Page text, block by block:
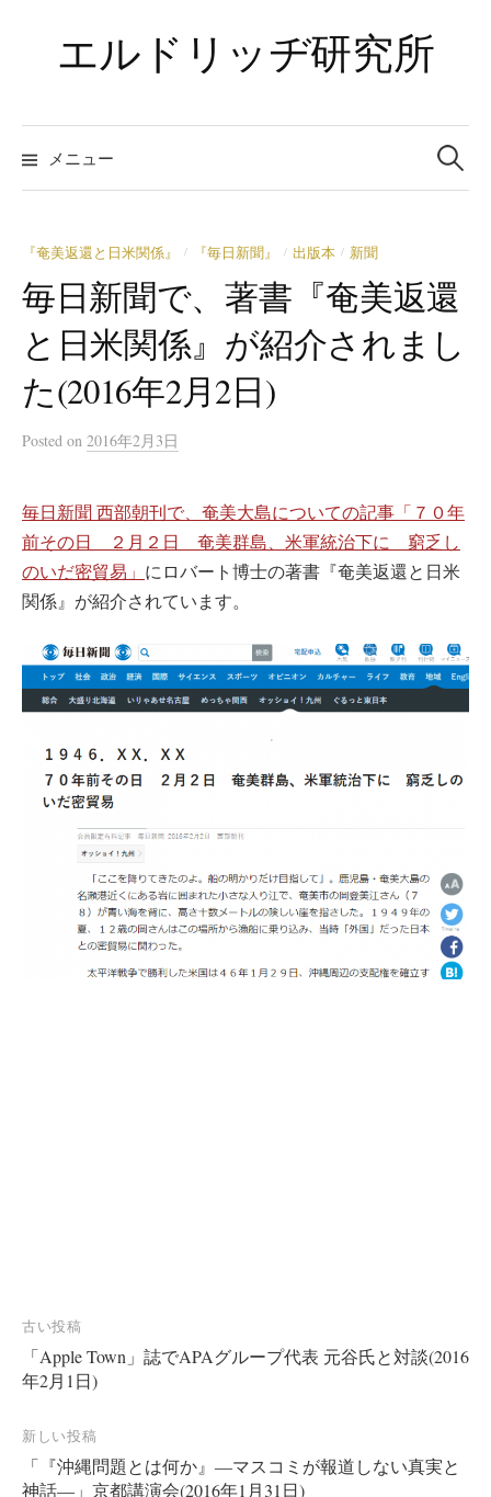
ツ
へ
ス
ッ
プ
エルドリッヂ研究所
メニュー
検
索:
『奄美返還と日米関係』 / 『毎日新聞』 / 出版本 / 新聞
毎日新聞で、著書『奄美返還
と日米関係』が紹介されまし
た(2016年2月2日)
Posted on 2016年2月3日
毎日新聞 西部朝刊で、奄美大島についての記事「７０年
前その日 ２月２日 奄美群島、米軍統治下に 窮乏し
のいだ密貿易」 にロバート博士の著書『奄美返還と日米
関係』が紹介されています。
投
稿
ナ
ビ
ゲ
古い投稿
「Apple Town」誌でAPAグループ代表 元谷氏と対談(2016
年2月1日)
新しい投稿
「『沖縄問題とは何か』―マスコミが報道しない真実と
神話―」京都講演会(2016年1月31日)